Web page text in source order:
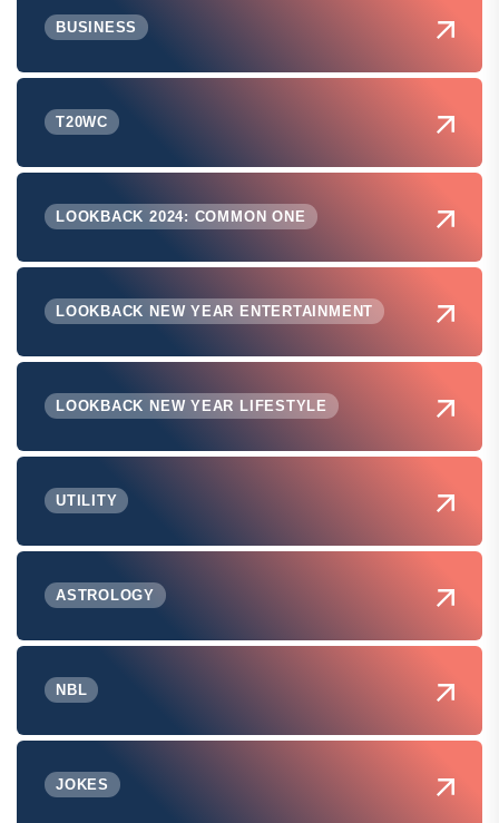
BUSINESS
T20WC
LOOKBACK 2024: COMMON ONE
LOOKBACK NEW YEAR ENTERTAINMENT
LOOKBACK NEW YEAR LIFESTYLE
UTILITY
ASTROLOGY
NBL
JOKES